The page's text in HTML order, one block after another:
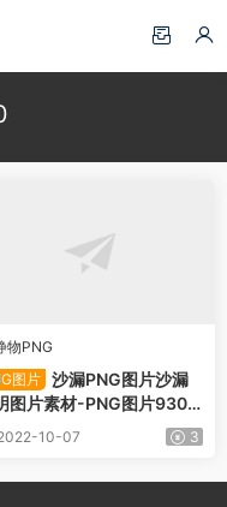
物PNG
图片
沙漏PNG图片沙漏
图片素材-PNG图片9308
载
10-07 3